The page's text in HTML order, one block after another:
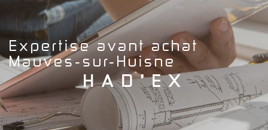
expertise avant achat
Mauves-sur-Huisne
HAD'EX